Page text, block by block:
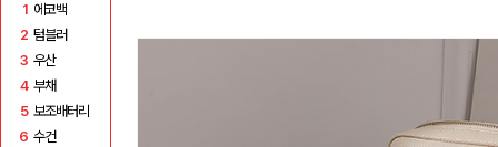
1 에코백
2 텀블러
3 우산
4 부채
5 보조배터리
6 수건